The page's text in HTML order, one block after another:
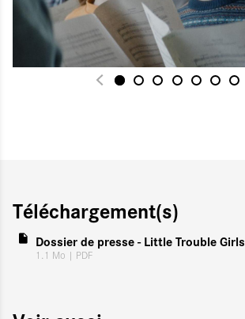
Téléchargement(s)
Dossier de presse - Little Trouble Girls
1.1 Mo | PDF